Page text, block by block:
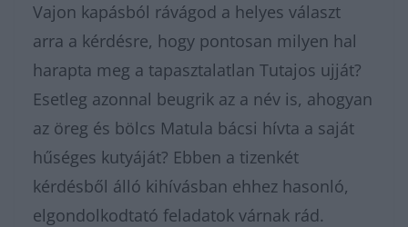
Vajon kapásból rávágod a helyes választ
arra a kérdésre, hogy pontosan milyen hal
harapta meg a tapasztalatlan Tutajos ujját?
Esetleg azonnal beugrik az a név is, ahogyan
az öreg és bölcs Matula bácsi hívta a saját
hűséges kutyáját? Ebben a tizenkét
kérdésből álló kihívásban ehhez hasonló,
elgondolkodtató feladatok várnak rád.